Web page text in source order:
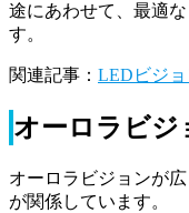
途にあわせて、最適
す。
関連記事： LEDビジョ
オーロラビジ
オーロラビジョンが
が関係しています。